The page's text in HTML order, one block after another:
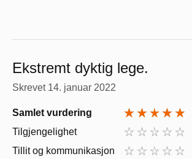
Ekstremt dyktig lege.
Skrevet 14. januar 2022
Samlet vurdering
Tilgjengelighet
Tillit og kommunikasjon